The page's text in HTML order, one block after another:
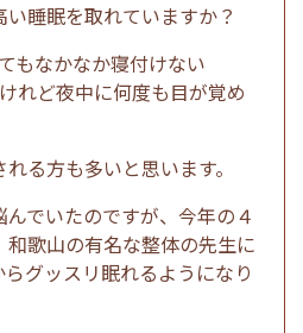
睡眠を取れていますか？
もなかなか寝付けない
れど夜中に何度も目が覚め
る方も多いと思います。
でいたのですが、今年の４
歌山の有名な整体の先生に
グッスリ眠れるようになり